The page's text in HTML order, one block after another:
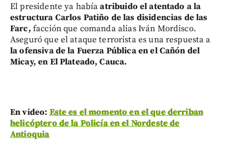
El presidente ya habíaatribuido el atentado a la
estructura Carlos Patiño de las disidencias de las
Farc, facción que comanda alias Iván Mordisco.
Aseguró que el ataque terrorista es una respuesta a
la ofensiva de la Fuerza Pública en el Cañón del
Micay, en El Plateado, Cauca.
En video: Este es el momento en el que derriban
helicóptero de la Policía en el Nordeste de
Antioquia